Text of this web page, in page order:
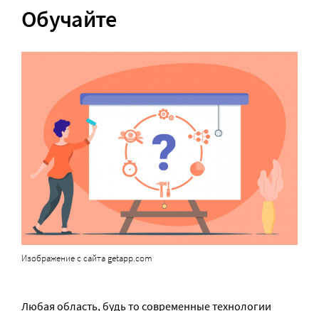
Обучайте
Изображение с сайта getapp.com
Любая область, будь то современные технологии